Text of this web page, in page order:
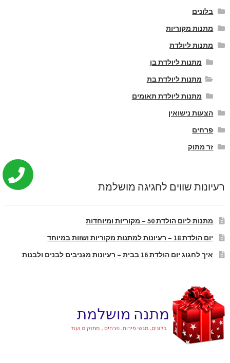
בלונים
מתנות מקוריות
מתנות ליולדת
מתנות ליולדת בן
מתנות ליולדת בת
מתנות ליולדת תאומים
הצעות נישואין
פרחים
זר מתוק
רעיונות שווים לחגיגה מושלמת
מתנות ליום הולדת 50 – מקוריות ומיוחדות
יום הולדת 18 – רעיונות למתנות מקוריות ושוות במיוחד
איך לחגוג יום הולדת 16 בבית – רעיונות מגניבים לבנים ולבנות